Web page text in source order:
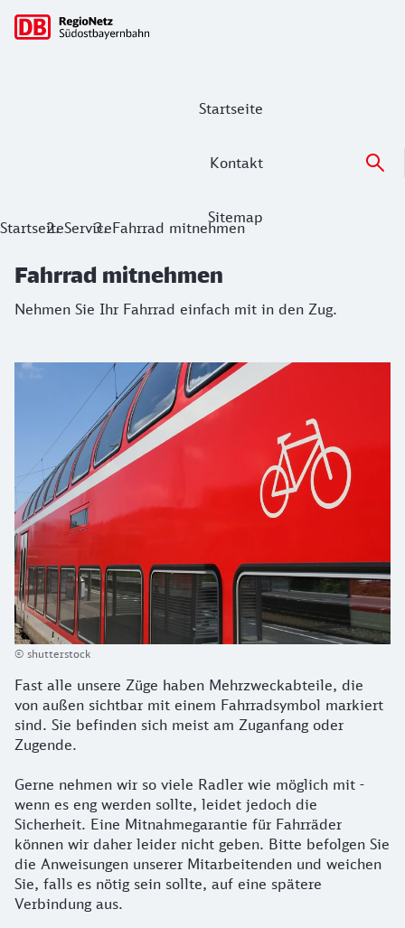
Startseite
Kontakt
Sitemap
Hauptnavigation
Fahrrad mitnehmen
StartseiteServiceFahrrad mitnehmen
Fahrrad mitnehmen
Nehmen Sie Ihr Fahrrad einfach mit in den Zug.
Fahrrad mitnehmen
© shutterstock
Fast alle unsere Züge haben Mehrzweckabteile, die
von außen sichtbar mit einem Fahrradsymbol markiert
sind. Sie befinden sich meist am Zuganfang oder
Zugende.
Gerne nehmen wir so viele Radler wie möglich mit -
wenn es eng werden sollte, leidet jedoch die
Sicherheit. Eine Mitnahmegarantie für Fahrräder
können wir daher leider nicht geben. Bitte befolgen Sie
die Anweisungen unserer Mitarbeitenden und weichen
Sie, falls es nötig sein sollte, auf eine spätere
Verbindung aus.